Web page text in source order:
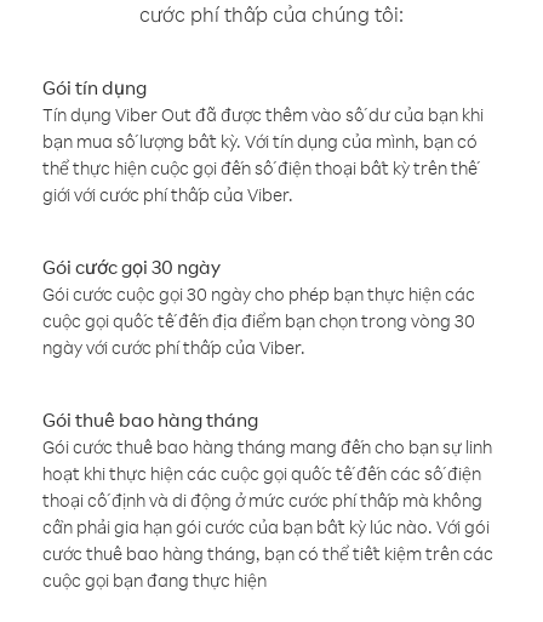
cước phí thấp của chúng tôi:
Gói tín dụng
Tín dụng Viber Out đã được thêm vào số dư của bạn khi
bạn mua số lượng bất kỳ. Với tín dụng của mình, bạn có
thể thực hiện cuộc gọi đến số điện thoại bất kỳ trên thế
giới với cước phí thấp của Viber.
Gói cước gọi 30 ngày
Gói cước cuộc gọi 30 ngày cho phép bạn thực hiện các
cuộc gọi quốc tế đến địa điểm bạn chọn trong vòng 30
ngày với cước phí thấp của Viber.
Gói thuê bao hàng tháng
Gói cước thuê bao hàng tháng mang đến cho bạn sự linh
hoạt khi thực hiện các cuộc gọi quốc tế đến các số điện
thoại cố định và di động ở mức cước phí thấp mà không
cần phải gia hạn gói cước của bạn bất kỳ lúc nào. Với gói
cước thuê bao hàng tháng, bạn có thể tiết kiệm trên các
cuộc gọi bạn đang thực hiện